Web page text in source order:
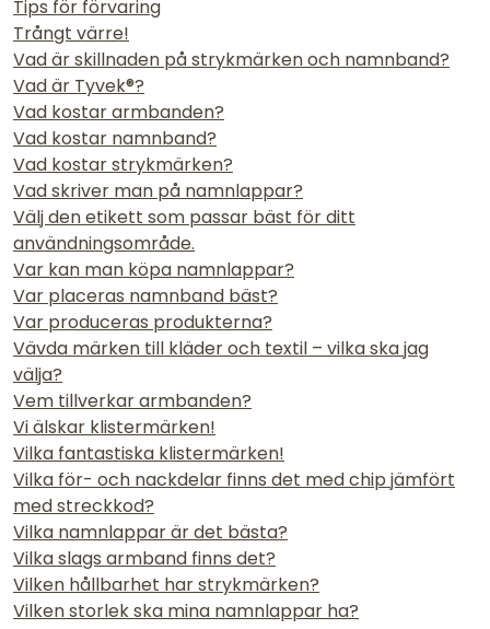
Tips för förvaring
Trångt värre!
Vad är skillnaden på strykmärken och namnband?
Vad är Tyvek®?
Vad kostar armbanden?
Vad kostar namnband?
Vad kostar strykmärken?
Vad skriver man på namnlappar?
Välj den etikett som passar bäst för ditt
användningsområde.
Var kan man köpa namnlappar?
Var placeras namnband bäst?
Var produceras produkterna?
Vävda märken till kläder och textil – vilka ska jag
välja?
Vem tillverkar armbanden?
Vi älskar klistermärken!
Vilka fantastiska klistermärken!
Vilka för- och nackdelar finns det med chip jämfört
med streckkod?
Vilka namnlappar är det bästa?
Vilka slags armband finns det?
Vilken hållbarhet har strykmärken?
Vilken storlek ska mina namnlappar ha?